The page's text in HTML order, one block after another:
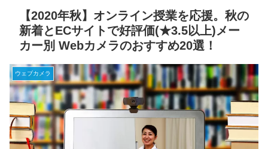
【2020年秋】オンライン授業を応援。秋の
新着とECサイトで好評価(★3.5以上)メー
カー別 Webカメラのおすすめ20選！
ウェブカメラ